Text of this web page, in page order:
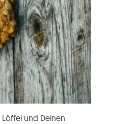
und Deinen